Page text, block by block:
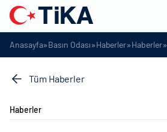
Anasayfa»Basın Odası»Haberler»Haberler»
Tüm Haberler
Haberler